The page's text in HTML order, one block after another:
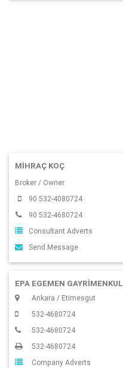
MIHRAÇ KOÇ
Broker / Owner
90 532-4080724
90 532-4680724
Consultant Adverts
Send Message
EPA EGEMEN GAYRİMENKUL
Ankara / Etimesgut
532-4680724
532-4680724
532-4680724
Company Adverts